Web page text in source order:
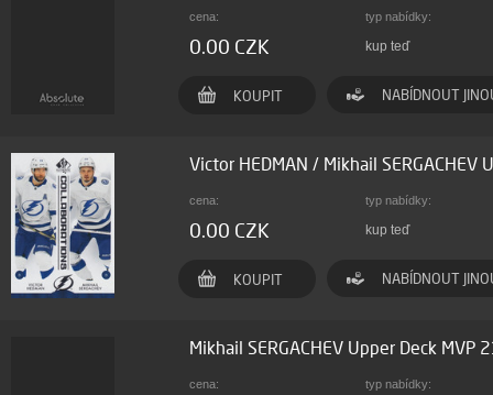
cena: typ nabídky:
0.00 CZK kup teď
KOUPIT NABÍDNOUT
Victor HEDMAN / Mikhail
cena: typ nabídky:
0.00 CZK kup teď
KOUPIT NABÍDNOUT
Mikhail SERGACHEV Upper Deck
cena: typ nabídky: